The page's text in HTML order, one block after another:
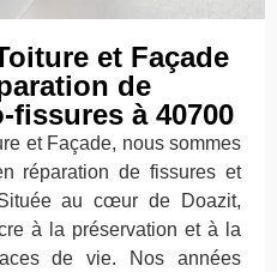
et Façade
de
à 40700
et Façade, nous sommes
réparation de fissures et
au cœur de Doazit,
à la préservation et à la
de vie. Nos années